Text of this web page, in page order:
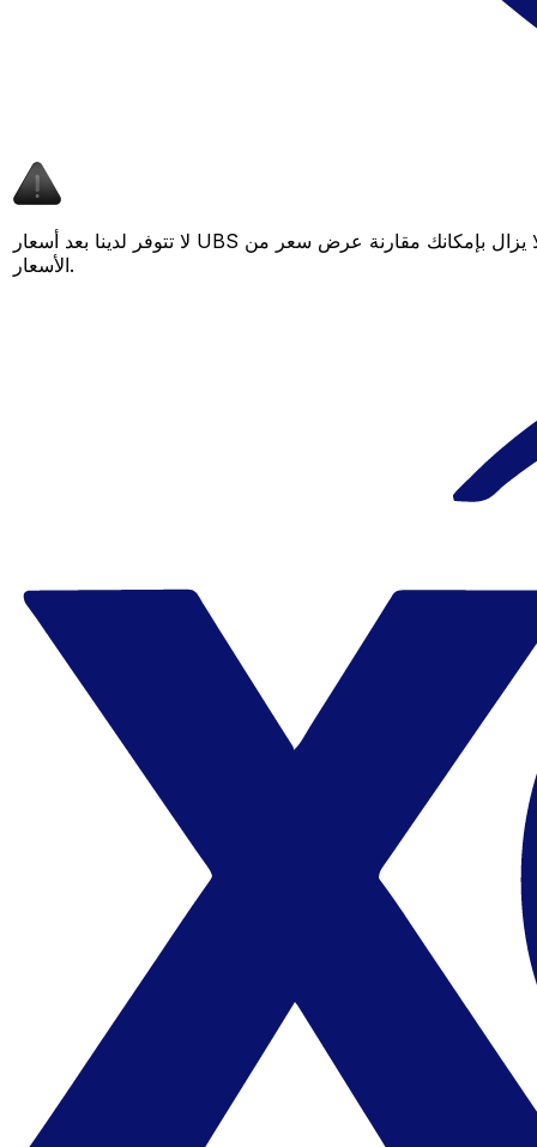
لا تتوفر لدينا بعد أسعار UBS لهذا الزوج من العملات، لكن لا يزال بإمكانك مقارنة عرض سعر من UBS بسعر Xe المباشر لمعرفة التوفير المحتمل. عد لاحقًا، فنحن نعمل باستمرار على توسيع بياناتنا لتقديم المزيد من
الأسعار.